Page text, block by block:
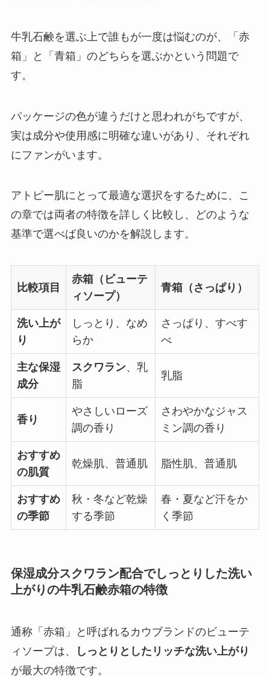
牛乳石鹸を選ぶ上で誰もが一度は悩むのが、「赤
箱」と「青箱」のどちらを選ぶかという問題で
す。
パッケージの色が違うだけと思われがちですが、
実は成分や使用感に明確な違いがあり、それぞれ
にファンがいます。
アトピー肌にとって最適な選択をするために、こ
の章では両者の特徴を詳しく比較し、どのような
基準で選べば良いのかを解説します。
比較項目
赤箱（ビューテ
ィソープ）
青箱（さっぱり）
洗い上が
り
しっとり、なめ
らか
さっぱり、すべす
べ
主な保湿
成分
スクワラン、乳
脂
乳脂
香り
やさしいローズ
調の香り
さわやかなジャス
ミン調の香り
おすすめ
の肌質
乾燥肌、普通肌 脂性肌、普通肌
おすすめ
の季節
秋・冬など乾燥
する季節
春・夏など汗をか
く季節
保湿成分スクワラン配合でしっとりした洗い
上がりの牛乳石鹸赤箱の特徴
通称「赤箱」と呼ばれるカウブランドのビューテ
ィソープは、
しっとりとしたリッチな洗い上がり
が最大の特徴です。